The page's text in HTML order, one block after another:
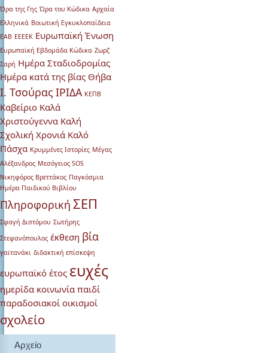
Ώρα της Γης Ώρα του Κώδικα Αρχαία
Ελληνικά Βοιωτική Εγκυκλοπαίδεια
ΕΑΒ ΕΕΕΕΚ Ευρωπαϊκή Ένωση
Ευρωπαϊκή Εβδομάδα Κώδικα Ζωρζ
Σαρή Ημέρα Σταδιοδρομίας
Ημέρα κατά της βίας Θήβα
Ι. Τσούρας ΙΡΙΔΑ ΚΕΠΒ
Καβείριο Καλά
Χριστούγεννα Καλή
Σχολική Χρονιά Καλό
Πάσχα Κρυμμένες Ιστορίες Μέγας
Αλέξανδρος Μεσόγειος SOS
Νικηφόρος Βρεττάκος Παγκόσμια
Ημέρα Παιδικού Βιβλίου
Πληροφορική ΣΕΠ
Σφαγή Διστόμου Σωτήρης
Στεφανόπουλος έκθεση βία
γαϊτανάκι διδακτική επίσκεψη
ευρωπαϊκό έτος ευχές
ημερίδα κοινωνία παιδί
παραδοσιακοί οικισμοί
σχολείο
Αρχείο